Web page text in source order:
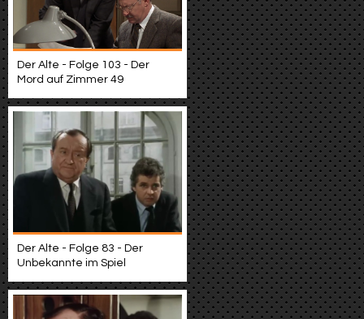
Der Alte - Folge 103 - Der
Mord auf Zimmer 49
Der Alte - Folge 83 - Der
Unbekannte im Spiel